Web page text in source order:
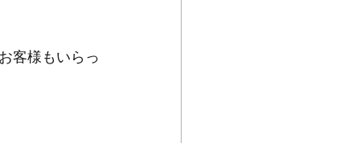
客様もいらっ